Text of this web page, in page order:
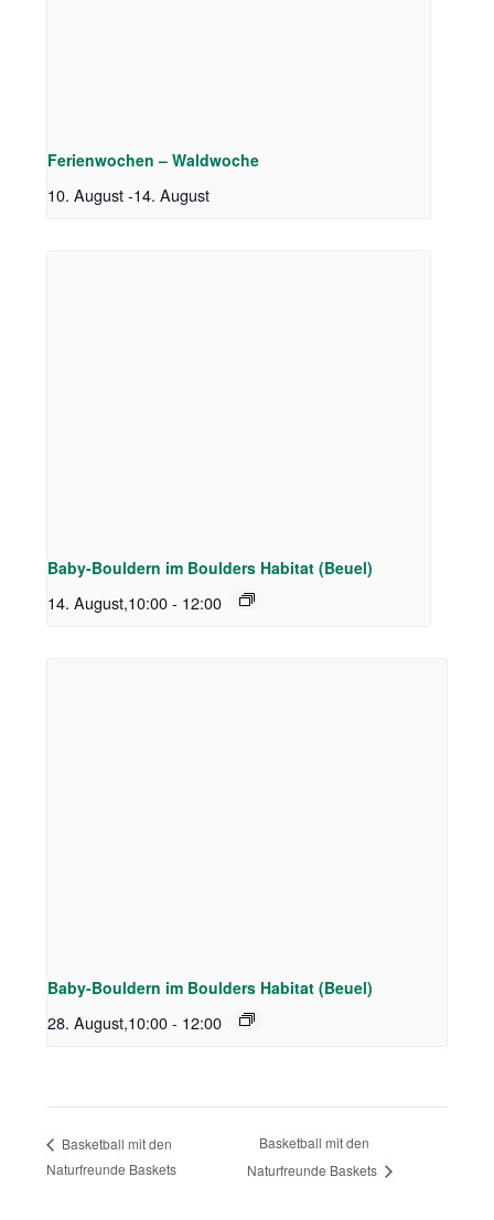
Ferienwochen – Waldwoche
10. August -14. August
Baby-Bouldern im Boulders Habitat (Beuel)
14. August,10:00 - 12:00
Baby-Bouldern im Boulders Habitat (Beuel)
28. August,10:00 - 12:00
Basketball mit den
Naturfreunde Baskets
Basketball mit den
Naturfreunde Baskets